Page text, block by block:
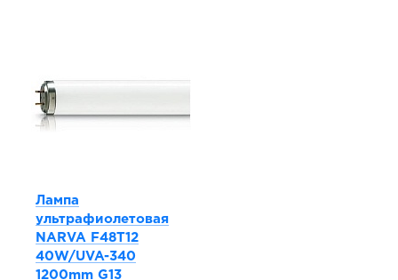
Лампа
ультрафиолетовая
NARVA F48T12
40W/UVA-340
1200mm G13